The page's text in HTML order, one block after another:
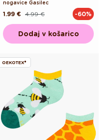
nogavice Gasilec
Redna 4.99 €
Akcijska
1.99 € -60%
Dodaj v košarico
OEKOTEX®